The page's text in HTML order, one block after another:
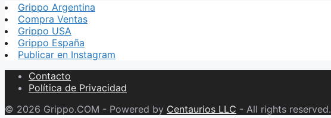
Grippo Argentina
Compra Ventas
Grippo USA
Grippo España
Publicar en Instagram
Contacto
Política de Privacidad
© 2026 Grippo.COM - Powered by Centaurios LLC - All rights reserved.